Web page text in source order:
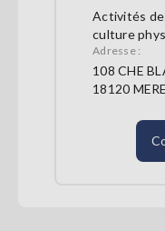
Activités
culture
Adresse :
108 CHE
18120